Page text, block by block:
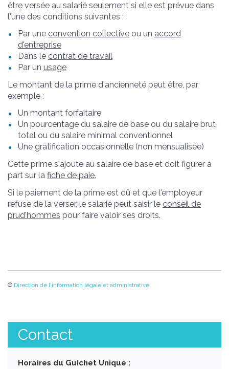
être versée au salarié seulement si elle est prévue dans
l'une des conditions suivantes :
Par une convention collective ou un accord
d'entreprise
Dans le contrat de travail
Par un usage
Le montant de la prime d'ancienneté peut être, par
exemple :
Un montant forfaitaire
Un pourcentage du salaire de base ou du salaire brut
total ou du salaire minimal conventionnel
Une gratification occasionnelle (non mensualisée)
Cette prime s'ajoute au salaire de base et doit figurer à
part sur la fiche de paie.
Si le paiement de la prime est dû et que l'employeur
refuse de la verser, le salarié peut saisir le conseil de
prud'hommes pour faire valoir ses droits.
© Direction de l'information légale et administrative
Contact
Horaires du Guichet Unique :